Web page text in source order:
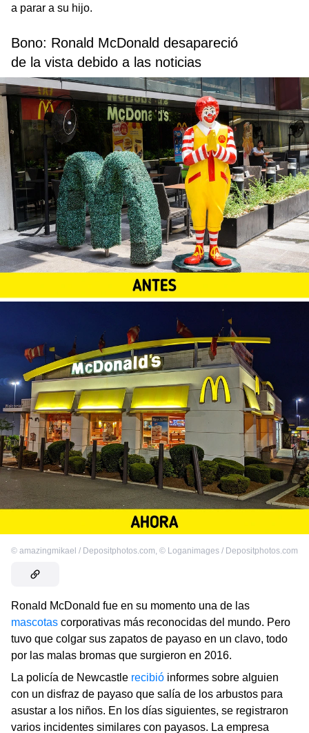
a parar a su hijo.
Bono: Ronald McDonald desapareció
de la vista debido a las noticias
© amazingmikael / Depositphotos.com © Loganimages / Depositphotos.com
Ronald McDonald fue en su momento una de las
mascotas corporativas más reconocidas del mundo. Pero
tuvo que colgar sus zapatos de payaso en un clavo, todo
por las malas bromas que surgieron en 2016.
La policía de Newcastle recibió informes sobre alguien
con un disfraz de payaso que salía de los arbustos para
asustar a los niños. En los días siguientes, se registraron
varios incidentes similares con payasos. La empresa